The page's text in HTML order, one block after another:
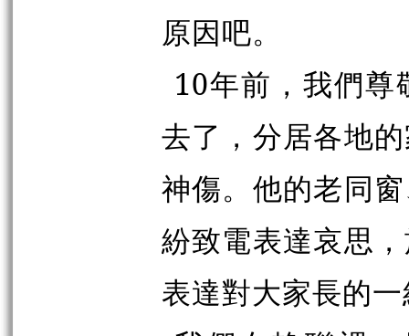
原因吧。
10年前，我們尊
去了，分居各地
神傷。他的老同
紛致電表達哀思
表達對大家長的